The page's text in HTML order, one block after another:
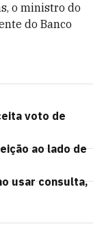
o ministro do
do Banco
voto de
ao lado de
usar consulta,